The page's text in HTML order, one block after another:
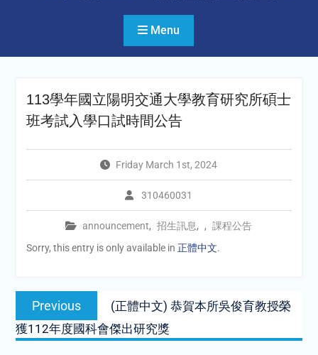
Menu
113學年國立陽明交通大學教育研究所碩士
班考試入學口試時間公告
Friday March 1st, 2024
310460031
announcement, 招生訊息, , 課程公告
Sorry, this entry is only available in 正體中文.
Post
navigation
Previous
Previous
post:
(正體中文) 恭賀本所吳俊育教授榮
獲112年度國科會傑出研究獎